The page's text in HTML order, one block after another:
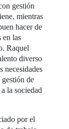
gestión
mientras
hacer de
en las
Raquel
diverso
necesidades
de
la sociedad
por el